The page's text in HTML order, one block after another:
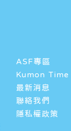
ASF專區
Kumon Time
最新消息
聯絡我們
隱私權政策